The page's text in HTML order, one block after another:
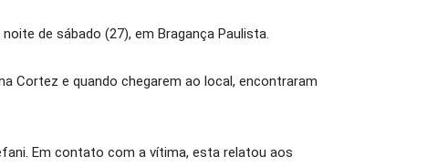
de sábado (27), em Bragança Paulista.
Cortez e quando chegarem ao local, encontraram
Em contato com a vítima, esta relatou aos